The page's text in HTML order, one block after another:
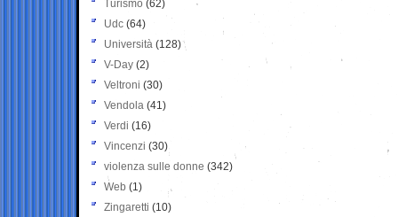
Turismo (62)
Udc (64)
Università (128)
V-Day (2)
Veltroni (30)
Vendola (41)
Verdi (16)
Vincenzi (30)
violenza sulle donne (342)
Web (1)
Zingaretti (10)